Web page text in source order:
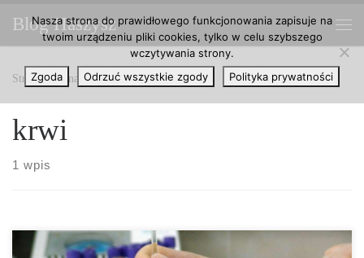
Przejdź do treści
Blog Haszysz
Strona główna » krwi
krwi
1 wpis
Nasza strona do prawidłowego funkcjonowania zapisuje na
twoim urządzeniu pliki cookies, tylko w celu szybszego
wczytywania strony.
Zgoda
Odrzuć wszystkie zgody Polityka prywatności